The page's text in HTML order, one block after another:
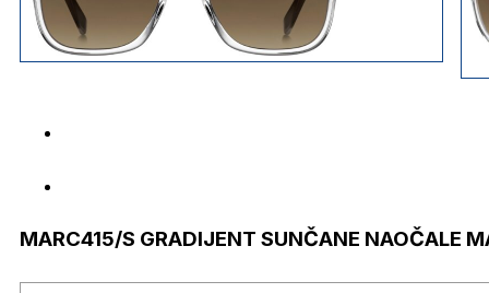
MARC415/S GRADIJENT SUNČANE NAOČALE